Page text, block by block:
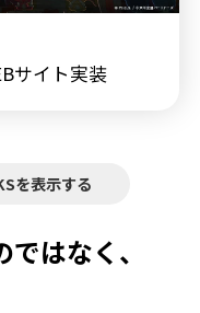
サイト実装
を表示する
はなく、